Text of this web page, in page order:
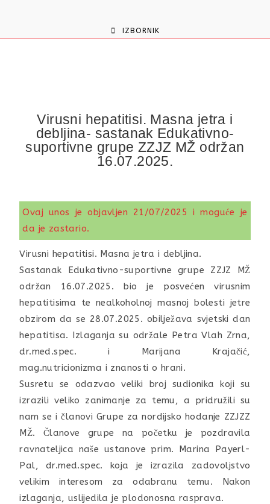
IZBORNIK
Virusni hepatitisi. Masna jetra i
debljina- sastanak Edukativno-
suportivne grupe ZZJZ MŽ održan
16.07.2025.
Ovaj unos je objavljen 21/07/2025 i moguće je
da je zastario.
Virusni hepatitisi. Masna jetra i debljina.
Sastanak Edukativno-suportivne grupe ZZJZ MŽ
održan 16.07.2025. bio je posvećen virusnim
hepatitisima te nealkoholnoj masnoj bolesti jetre
obzirom da se 28.07.2025. obilježava svjetski dan
hepatitisa. Izlaganja su održale Petra Vlah Zrna,
dr.med.spec. i Marijana Krajačić,
mag.nutricionizma i znanosti o hrani.
Susretu se odazvao veliki broj sudionika koji su
izrazili veliko zanimanje za temu, a pridružili su
nam se i članovi Grupe za nordijsko hodanje ZZJZZ
MŽ. Članove grupe na početku je pozdravila
ravnateljica naše ustanove prim. Marina Payerl-
Pal, dr.med.spec. koja je izrazila zadovoljstvo
velikim interesom za odabranu temu. Nakon
izlaganja, uslijedila je plodonosna rasprava.